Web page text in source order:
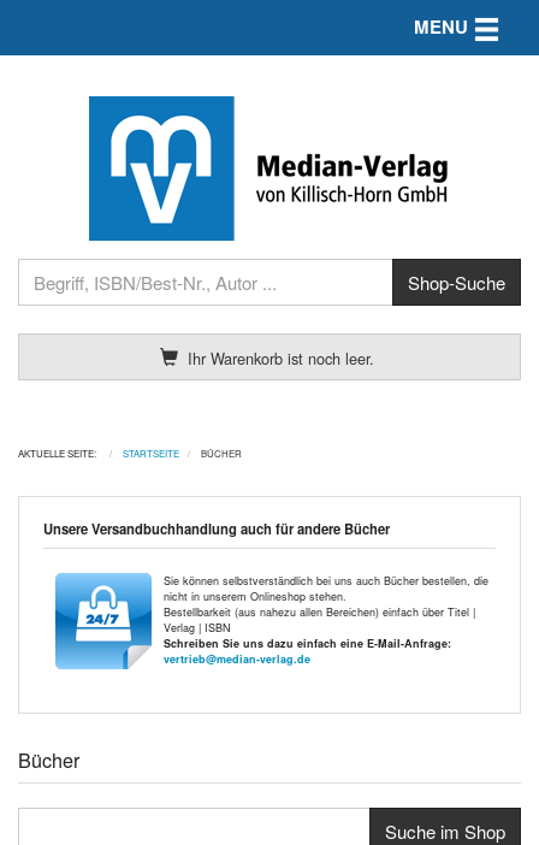
Ihr Warenkorb ist noch leer.
MENU Toggle
AKTUELLE SEITE: STARTSEITE BÜCHER
Unsere Versandbuchhandlung auch für andere Bücher
Sie können selbstverständlich bei uns auch Bücher bestellen, die
nicht in unserem Onlineshop stehen.
Bestellbarkeit (aus nahezu allen Bereichen) einfach über Titel |
Verlag | ISBN
Schreiben Sie uns dazu einfach eine E-Mail-Anfrage:
vertrieb@median-verlag.de
Bücher
Suche im Shop